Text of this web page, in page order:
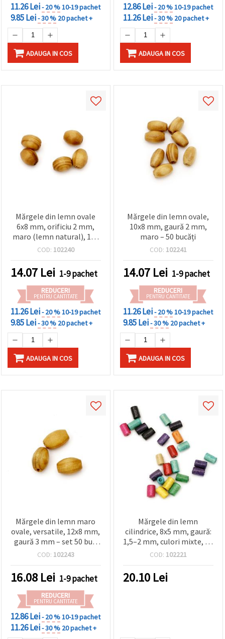
11.26 Lei- 20 %10-19 pachet
9.85 Lei- 30 % 20 pachet +
ADAUGA IN COS
12.86 Lei- 20 %10-19 pachet
11.26 Lei- 30 % 20 pachet +
ADAUGA IN COS
Mărgele din lemn ovale
6x8 mm, orificiu 2 mm,
maro (lemn natural), 100
buc., pentru bijuterii,
și decorațiuni
COD: 102240
14.07 Lei 1-9 pachet
REDUCERI
PENTRU CANTITATE
11.26 Lei- 20 %10-19 pachet
9.85 Lei- 30 % 20 pachet +
ADAUGA IN COS
Mărgele din lemn ovale,
10x8 mm, gaură 2 mm,
maro – 50 bucăți
COD: 102241
14.07 Lei 1-9 pachet
REDUCERI
PENTRU CANTITATE
11.26 Lei- 20 %10-19 pachet
9.85 Lei- 30 % 20 pachet +
ADAUGA IN COS
Mărgele din lemn maro
ovale, versatile, 12x8 mm,
gaură 3 mm – set 50 buc.
pentru proiecte DIY
COD: 102243
16.08 Lei 1-9 pachet
REDUCERI
PENTRU CANTITATE
12.86 Lei- 20 %10-19 pachet
11.26 Lei- 30 % 20 pachet +
Mărgele din lemn
cilindrice, 8x5 mm, gaură:
1,5–2 mm, culori mixte, 20
g (~240 buc.)
COD: 102221
20.10 Lei